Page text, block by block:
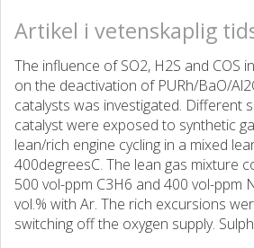
Artikel i vetenskaplig
The influence of SO2, H2S and COS
on the deactivation of PURh/BaO/
catalysts was investigated. Different
catalyst were exposed to synthetic
lean/rich engine cycling in a mixed
400degreesC. The lean gas mixture
500 vol-ppm C3H6 and 400 vol-ppm
vol.% with Ar. The rich excursions
switching off the oxygen supply.